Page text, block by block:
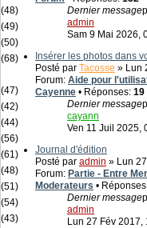
(48)
(49)
(50)
(68)
(47)
(42)
(44)
(56)
(61)
(48)
(51)
(54)
(43)
Dernier message
admin
Sam 9 Mai 2026,
Insérer les photos dans
Posté par Tacosse » Lun
Forum: Aide pour
Cayenne • Réponses: 19
Dernier message
cayann
Ven 11 Juil 2025,
Journal d'édition
Posté par admin » Lun
Forum: Partie - Entre
Moderateurs •
Dernier message
admin
Lun 27 Fév 2017,